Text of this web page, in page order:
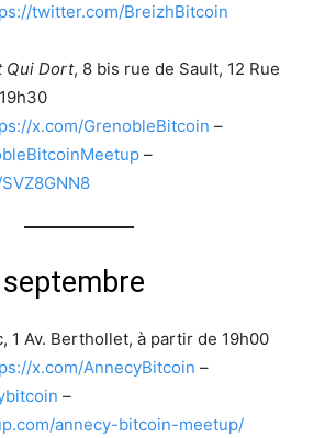
twitter.com/BreizhBitcoin
Qui Dort, 8 bis rue de Sault, 12 Rue
x.com/GrenobleBitcoin –
–
1 Av. Berthollet, à partir de 19h00
x.com/AnnecyBitcoin –
–
annecy-bitcoin-meetup/